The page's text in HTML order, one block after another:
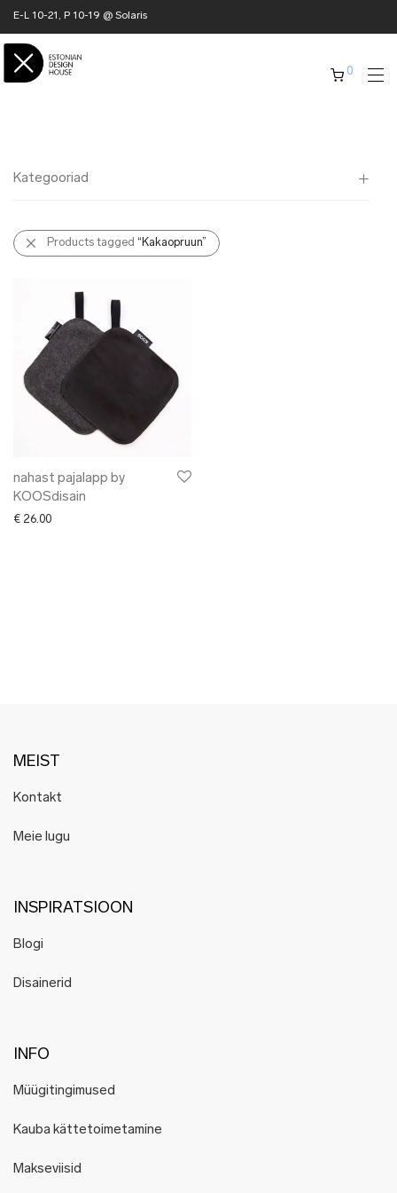
E-L 10-21, P 10-19 @ Solaris
0
Kategooriad
Kõik
✖ KODU
✖ AKSESSUAARID
✖ KINGITUSED
✖ ONLY @ EDH
✖ MUU
✖ LÕPUMÜÜK
✖ DISAINERID
Products tagged “Kakaopruun”
nahast pajalapp by
KOOSdisain
€ 26.00
MEIST
Kontakt
Meie lugu
INSPIRATSIOON
Blogi
Disainerid
INFO
Müügitingimused
Kauba kättetoimetamine
Makseviisid